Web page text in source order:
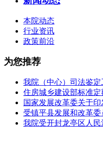
本院动态
行业资讯
政策前沿
为您推荐
我院（中心）司法鉴
住房城乡建设部标准
国家发展改革委关于
受镇平县发展和改革
我院受开封龙亭区人